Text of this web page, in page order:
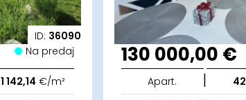
ID: 36090
Na predaj
1 142,14 €/m²
130 000,00 €
Apart. | 42